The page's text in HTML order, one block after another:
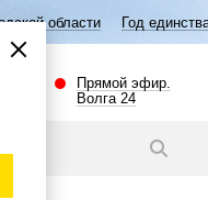
Год единства народов
Прямой эфир.
Волга 24